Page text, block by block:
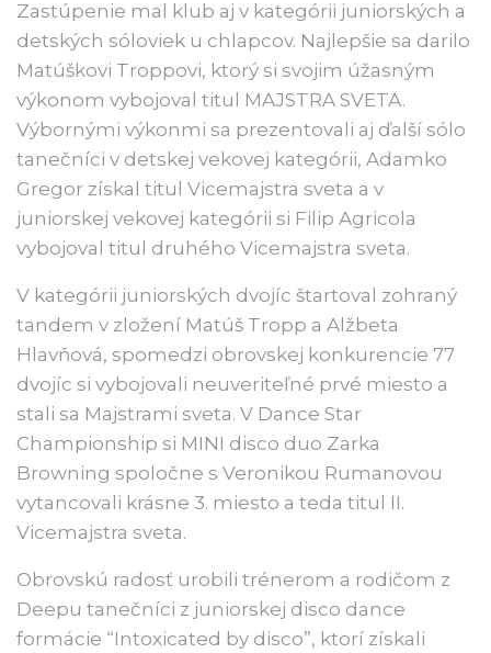
Zastúpenie mal klub aj v kategórii juniorských a
detských sóloviek u chlapcov. Najlepšie sa darilo
Matúškovi Troppovi, ktorý si svojim úžasným
výkonom vybojoval titul MAJSTRA SVETA.
Výbornými výkonmi sa prezentovali aj ďalší sólo
tanečníci v detskej vekovej kategórii, Adamko
Gregor získal titul Vicemajstra sveta a v
juniorskej vekovej kategórii si Filip Agricola
vybojoval titul druhého Vicemajstra sveta.
V kategórii juniorských dvojíc štartoval zohraný
tandem v zložení Matúš Tropp a Alžbeta
Hlavňová, spomedzi obrovskej konkurencie 77
dvojíc si vybojovali neuveriteľné prvé miesto a
stali sa Majstrami sveta. V Dance Star
Championship si MINI disco duo Zarka
Browning spoločne s Veronikou Rumanovou
vytancovali krásne 3. miesto a teda titul II.
Vicemajstra sveta.
Obrovskú radosť urobili trénerom a rodičom z
Deepu tanečníci z juniorskej disco dance
formácie “Intoxicated by disco”, ktorí získali